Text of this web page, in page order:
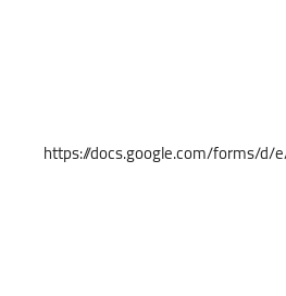
https://docs.google.com/forms/d/